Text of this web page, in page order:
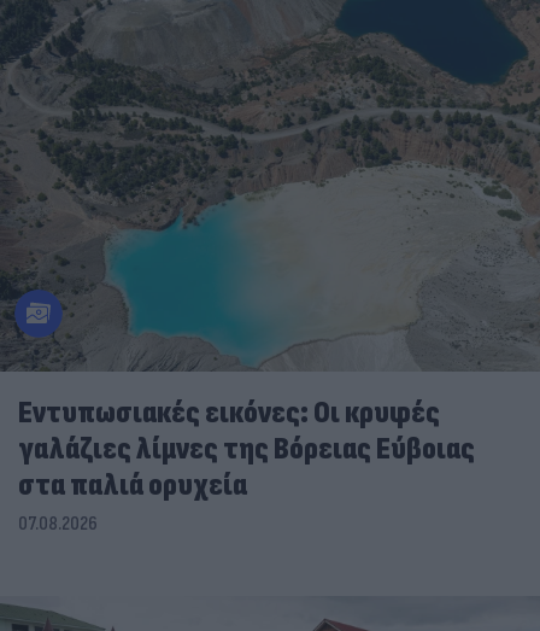
Εντυπωσιακές εικόνες: Οι κρυφές
γαλάζιες λίμνες της Βόρειας Εύβοιας
στα παλιά ορυχεία
07.08.2026